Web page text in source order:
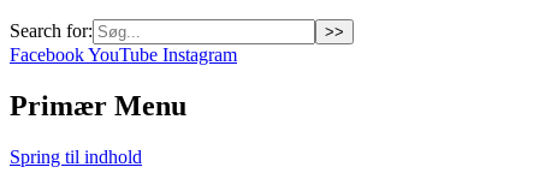
Search for:
FacebookYouTube Instagram
Primær Menu
Spring til indhold